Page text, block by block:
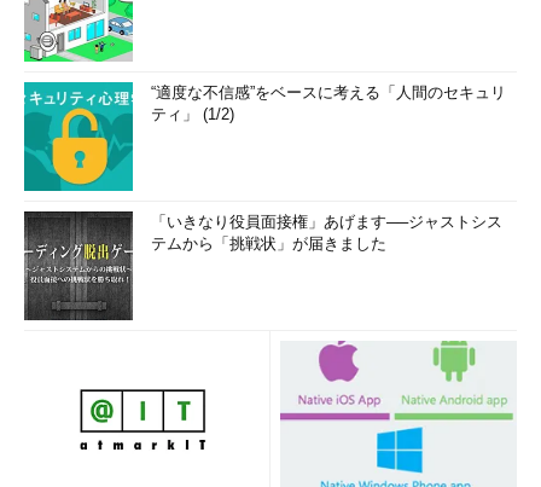
“適度な不信感”をベースに考える「人間のセキュリ
ティ」 (1/2)
「いきなり役員面接権」あげます──ジャストシス
テムから「挑戦状」が届きました